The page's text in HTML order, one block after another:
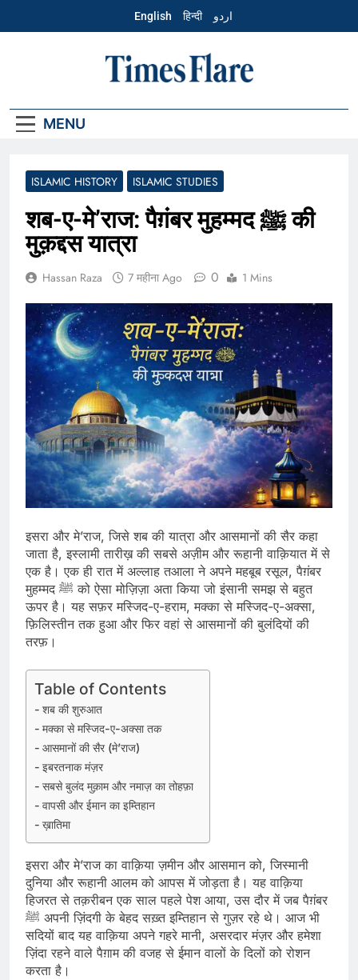
English हिन्दी اردو
Hindi – Times
MENU
ISLAMIC HISTORY ISLAMIC STUDIES
शब-ए-मे’राज: पैग़ंबर मुहम्मद ﷺ की
मुक़द्दस यात्रा
Hassan Raza 7 महीना Ago 0 1 Mins
इसरा और मे’राज, जिसे शब की यात्रा और आसमानों की सैर कहा
जाता है, इस्लामी तारीख़ की सबसे अज़ीम और रूहानी वाक़ियात में से
एक है। एक ही रात में अल्लाह तआला ने अपने महबूब रसूल, पैग़ंबर
मुहम्मद ﷺ को ऐसा मोज़िज़ा अता किया जो इंसानी समझ से बहुत
ऊपर है। यह सफ़र मस्जिद-ए-हराम, मक्का से मस्जिद-ए-अक्सा,
फ़िलिस्तीन तक हुआ और फिर वहां से आसमानों की बुलंदियों की
तरफ़।
Table of Contents
शब की शुरुआत
मक्का से मस्जिद-ए-अक्सा तक
आसमानों की सैर (मे’राज)
इबरतनाक मंज़र
सबसे बुलंद मुक़ाम और नमाज़ का तोहफ़ा
वापसी और ईमान का इम्तिहान
ख़ातिमा
इसरा और मे’राज का वाक़िया ज़मीन और आसमान को, जिस्मानी
दुनिया और रूहानी आलम को आपस में जोड़ता है। यह वाक़िया
हिजरत से तक़रीबन एक साल पहले पेश आया, उस दौर में जब पैग़ंबर
ﷺ अपनी ज़िंदगी के बेहद सख़्त इम्तिहान से गुज़र रहे थे। आज भी
सदियों बाद यह वाक़िया अपने गहरे मानी, असरदार मंज़र और हमेशा
ज़िंदा रहने वाले पैग़ाम की वजह से ईमान वालों के दिलों को रोशन
करता है।